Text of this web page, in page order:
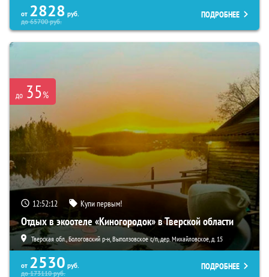
от 2828 руб.
до65700руб.
ПОДРОБНЕЕ
до 35%
12:52:10 Купи первым!
Отдых в экоотеле «Киногородок» в Тверской области
Тверская обл., Бологовский р-н, Выползовское с/п, дер. Михайловское, д. 15
от 2530 руб.
до173110руб.
ПОДРОБНЕЕ